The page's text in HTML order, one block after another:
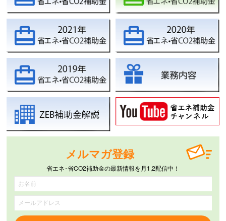
メルマガ登録
省エネ･省CO2補助金の最新情報を月1,2配信中！